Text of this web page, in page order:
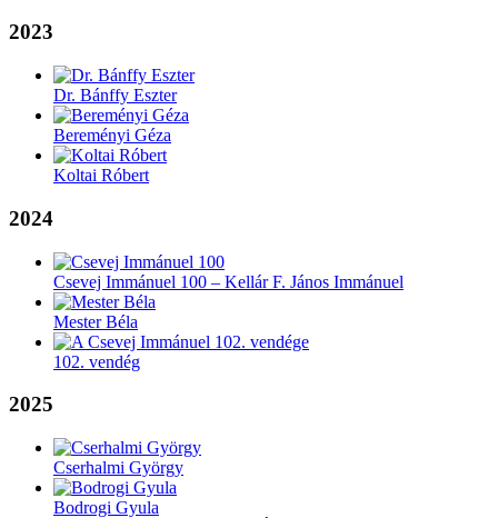
2023
Dr. Bánffy Eszter
Bereményi Géza
Koltai Róbert
2024
Csevej Immánuel 100 – Kellár F. János Immánuel
Mester Béla
102. vendég
2025
Cserhalmi György
Bodrogi Gyula